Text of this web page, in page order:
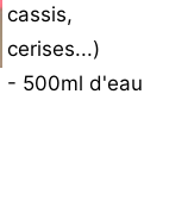
cassis,
cerises...)
- 500ml d'eau